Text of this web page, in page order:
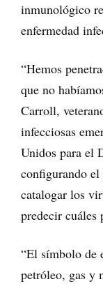
inmunológico
enfermedad
“Hemos
que no
Carroll,
infecciosas
Unidos para el
configurando el
catalogar los
predecir cuáles
“El símbolo de
petróleo, gas y